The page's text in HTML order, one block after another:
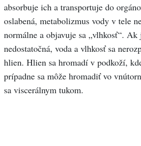
absorbuje ich a transportuje do
oslabená, metabolizmus vody v tele
normálne a objavuje sa „vlhkosť“.
nedostatočná, voda a vlhkosť sa
hlien. Hlien sa hromadí v podkoží,
prípadne sa môže hromadiť vo
sa viscerálnym tukom.